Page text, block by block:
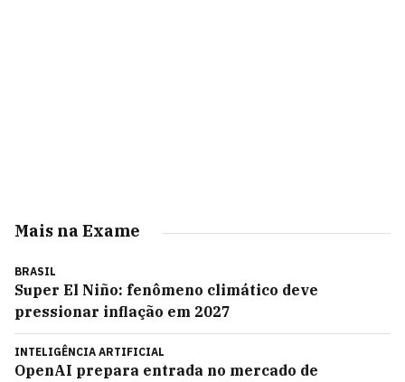
Mais na Exame
BRASIL
Super El Niño: fenômeno climático deve
pressionar inflação em 2027
INTELIGÊNCIA ARTIFICIAL
OpenAI prepara entrada no mercado de